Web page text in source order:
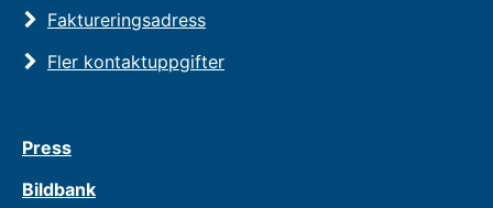
Faktureringsadress
Fler kontaktuppgifter
Press
Bildbank